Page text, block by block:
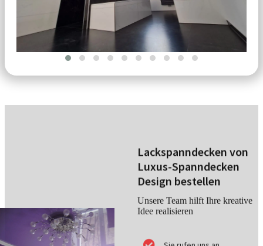
Lackspanndecken von
Luxus-Spanndecken
Design bestellen
Unsere Team hilft Ihre kreative
Idee realisieren